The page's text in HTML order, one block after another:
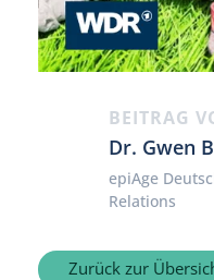
BEITRAG
Dr. Gwen
epiAge
Relations
Zurück zur